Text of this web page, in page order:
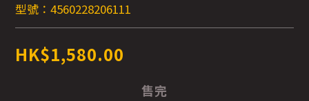
型號：4560228206111
HK$1,580.00
售完